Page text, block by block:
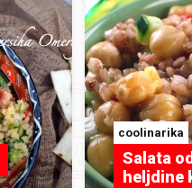
coolinarika
Salata
heljdine